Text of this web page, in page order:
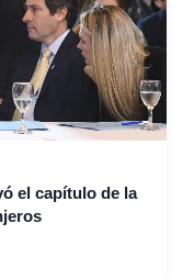
el capítulo de la